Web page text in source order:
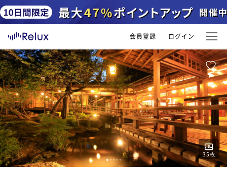
会員登録 ログイン
35枚
12345